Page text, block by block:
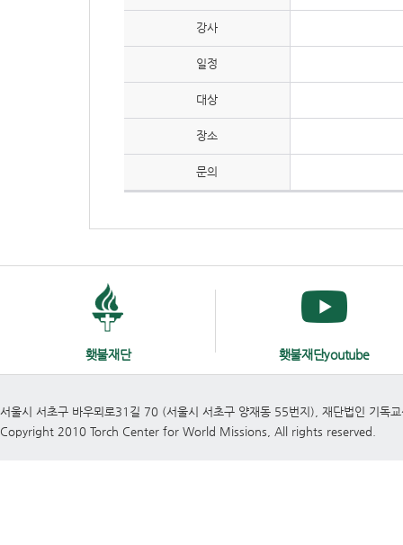
강사
일정
대상
장소
문의
횃불재단 횃불재단youtube
서울시 서초구 바우뫼로31길 70 (서울시 서초구 양재동 55번지), 재단법인
Copyright 2010 Torch Center for World Missions, All rights reserved.